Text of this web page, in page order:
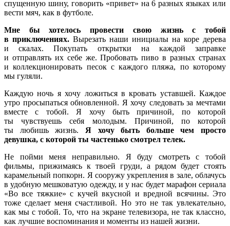
спущенную шину, говорить «привет» на 6 разных языках или
вести мяч, как в футболе.
Мне бы хотелось провести свою жизнь с тобой
в приключениях. Вырезать наши инициалы на коре дерева
и скалах. Покупать открытки на каждой заправке
и отправлять их себе же. Пробовать пиво в разных странах
и коллекционировать песок с каждого пляжа, по которому
мы гуляли.
Каждую ночь я хочу ложиться в кровать уставшей. Каждое
утро просыпаться обновленной. Я хочу следовать за мечтами
вместе с тобой. Я хочу быть причиной, по которой
ты чувствуешь себя молодым. Причиной, по которой
ты любишь жизнь. Я хочу быть больше чем просто
девушка, с которой ты частенько смотрел телек.
Не пойми меня неправильно. Я буду смотреть с тобой
фильмы, прижимаясь к твоей груди, а рядом будет стоять
карамельный попкорн. Я сооружу укрепления в зале, облачусь
в удобную мешковатую одежду, и у нас будет марафон сериала
«Во все тяжкие» с кучей вкусной и вредной всячины. Это
тоже сделает меня счастливой. Но это не так увлекательно,
как мы с тобой. То, что на экране телевизора, не так классно,
как лучшие воспоминания и моменты из нашей жизни.